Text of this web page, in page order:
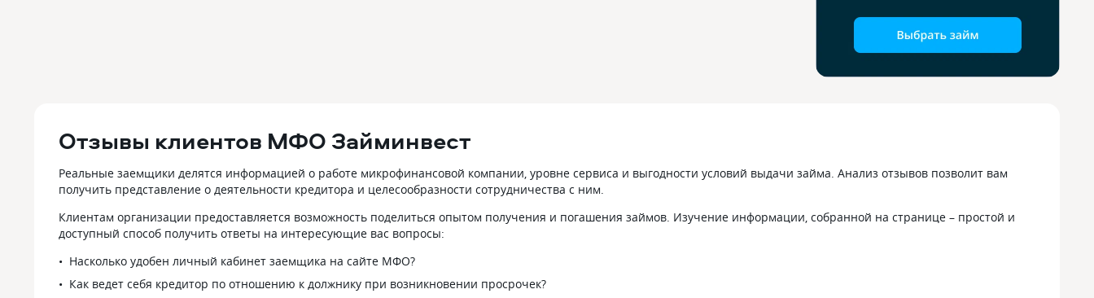
Отзывы клиентов МФО Займинвест
Реальные заемщики делятся информацией о работе микрофинансовой компании, уровне сервиса и выгодности условий выдачи займа. Анализ отзывов позволит вам
получить представление о деятельности кредитора и целесообразности сотрудничества с ним.
Клиентам организации предоставляется возможность поделиться опытом получения и погашения займов. Изучение информации, собранной на странице – простой и
доступный способ получить ответы на интересующие вас вопросы:
Насколько удобен личный кабинет заемщика на сайте МФО?
Как ведет себя кредитор по отношению к должнику при возникновении просрочек?